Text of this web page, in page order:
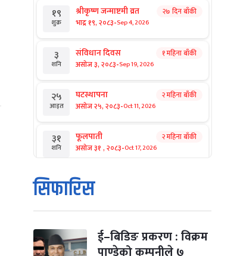
१९
शुक्र
श्रीकृष्ण जन्माष्टमी व्रत
भाद्र १९, २०८३-Sep 4, 2026
२७ दिन बाँकी
३
शनि
संविधान दिवस
असोज ३, २०८३-Sep 19, 2026
१ महिना बाँकी
२५
आइत
घटस्थापना
असोज २५, २०८३-Oct 11, 2026
२ महिना बाँकी
३१
शनि
फूलपाती
असोज ३१ , २०८३-Oct 17, 2026
२ महिना बाँकी
१
आइत
कार्तिक सङ्क्रान्ति
कार्तिक १, २०८३
मंगल कार्तिक ३, २०८३-Oct 20, 2026
सिफारिस
ई–बिडिङ प्रकरण : विक्रम